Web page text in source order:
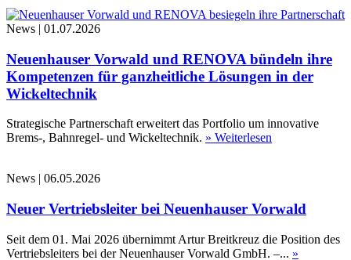
News | 01.07.2026
Neuenhauser Vorwald und RENOVA bündeln ihre
Kompetenzen für ganzheitliche Lösungen in der
Wickeltechnik
Strategische Partnerschaft erweitert das Portfolio um innovative
Brems-, Bahnregel- und Wickeltechnik. » Weiterlesen
News | 06.05.2026
Neuer Vertriebsleiter bei Neuenhauser Vorwald
Seit dem 01. Mai 2026 übernimmt Artur Breitkreuz die Position des
Vertriebsleiters bei der Neuenhauser Vorwald GmbH. –... »